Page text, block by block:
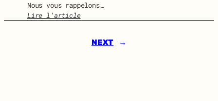
E
T
Nous vous rappelons…
Lire l’article
NEXT →